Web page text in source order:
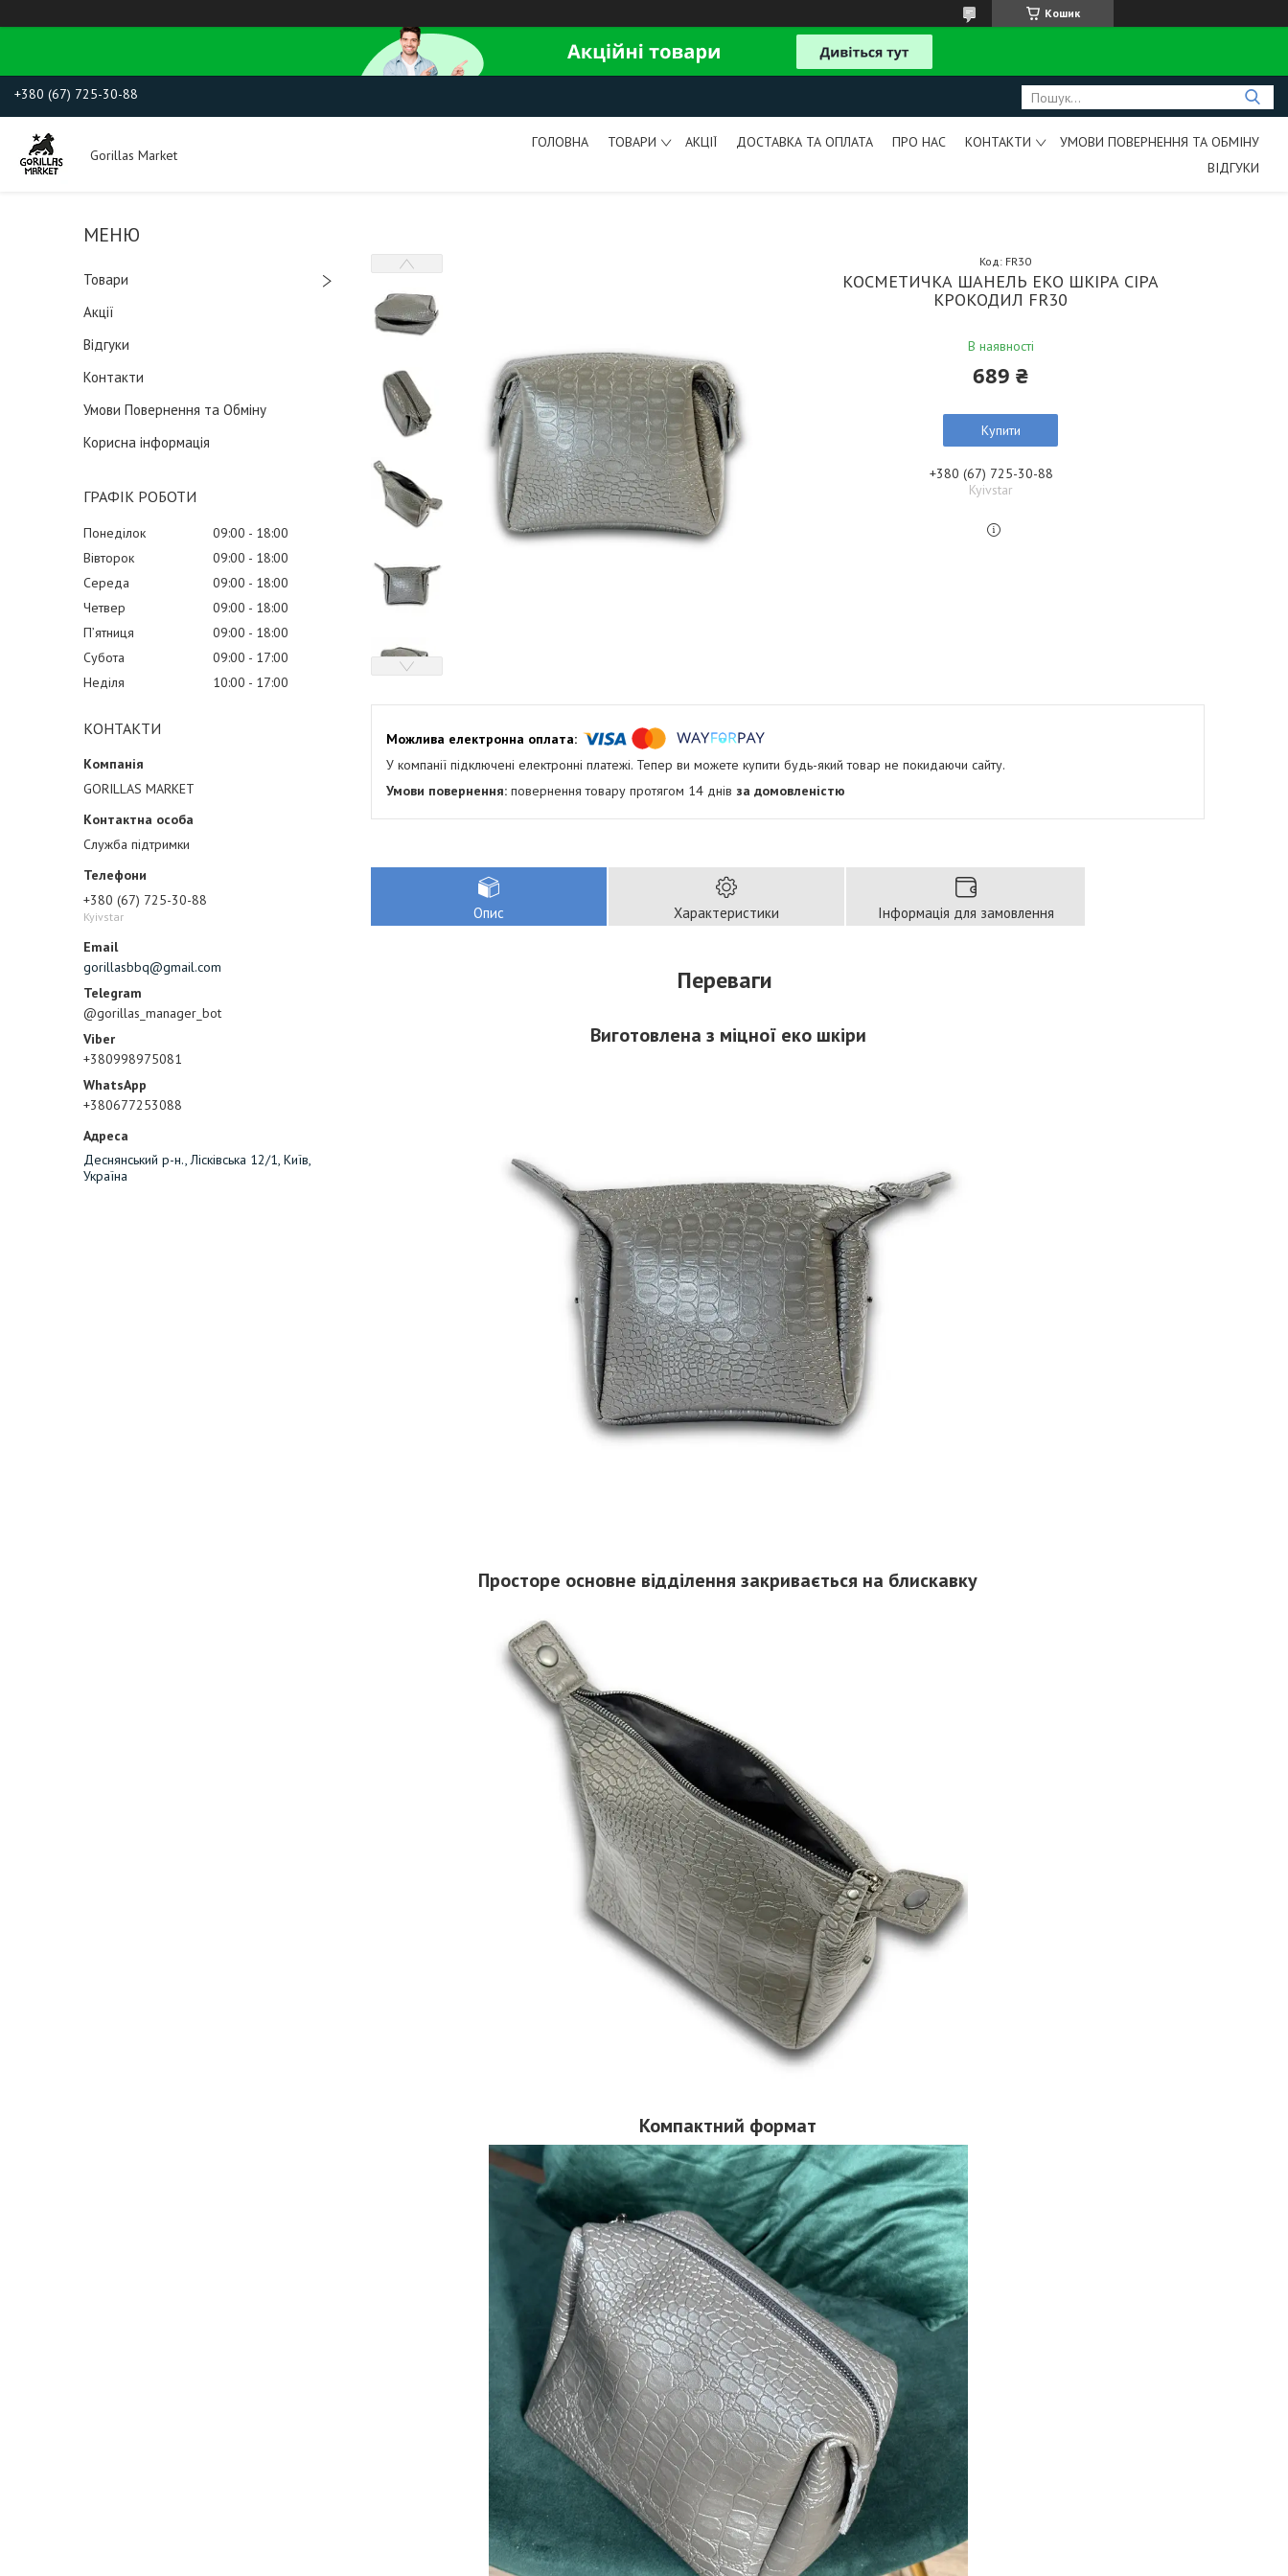
Кошик
+380 (67) 725-30-88
Gorillas Market
ГОЛОВНА ТОВАРИ АКЦІЇ ДОСТАВКА ТА ОПЛАТА ПРО НАС КОНТАКТИ
УМОВИ ПОВЕРНЕННЯ ТА ОБМІНУ
ВІДГУКИ
Товари
Акції
Відгуки
Контакти
Умови Повернення та Обміну
Корисна інформація
ГРАФІК РОБОТИ
Понеділок 09:00
18:00
Вівторок
09:00
18:00
Середа
09:00
18:00
Четвер
09:00
18:00
Пʼятниця
09:00
18:00
Субота
09:00
17:00
Неділя
10:00 17:00
КОНТАКТИ
GORILLAS MARKET
Служба підтримки
+380 (67) 725-30-88
Kyivstar
gorillasbbq@gmail.com
@gorillas_manager_bot
+380998975081
+380677253088
Деснянський р-н., Лісківська 12/1, Київ,
Україна
КОСМЕТИЧКА ШАНЕЛЬ ЕКО ШКІРА СІРА
КРОКОДИЛ FR30
В наявності
Код: FR30
689 ₴
Купити
+380 (67) 725-30-88
Kyivstar
У компанії підключені електронні платежі. Тепер ви можете купити будь-який товар не покидаючи сайту.
повернення товару протягом 14 днів за домовленістю
Опис Характеристики Інформація для замовлення
Переваги
Виготовлена з міцної еко шкіри
Просторе основне відділення закривається на блискавку
Компактний формат